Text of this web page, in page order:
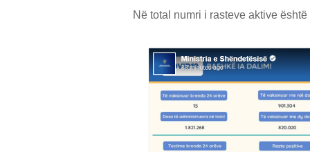
Në total numri i rasteve aktive është